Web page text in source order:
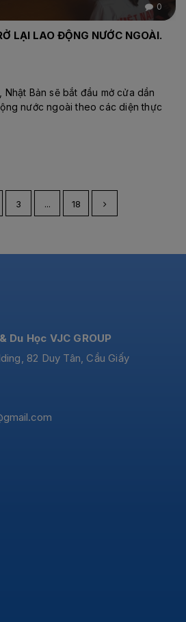
0
LẠI LAO ĐỘNG NƯỚC NGOÀI.
Bản sẽ bắt đầu mở cửa dần
nước ngoài theo các diện thực
3 ... 18
Du Học VJC GROUP
82 Duy Tân, Cầu Giấy